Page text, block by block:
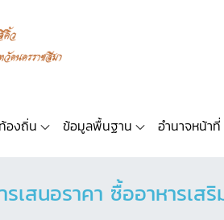
องถิ่น ข้อมูลพื้นฐาน อำนาจหน้าที่
รเสนอราคา ซื้ออาหารเ